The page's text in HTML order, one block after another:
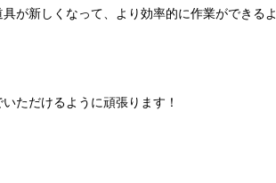
が新しくなって、より効率的に作業ができるよ
ただけるように頑張ります！